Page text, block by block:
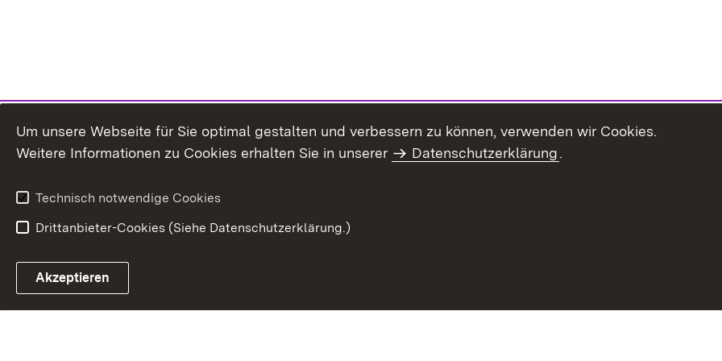
Um unsere Webseite für Sie optimal gestalten und verbessern zu können, verwenden wir Cookies.
Weitere Informationen zu Cookies erhalten Sie in unserer
Datenschutzerklärung.
Technisch notwendige Cookies
Drittanbieter-Cookies (Siehe Datenschutzerklärung.)
Akzeptieren